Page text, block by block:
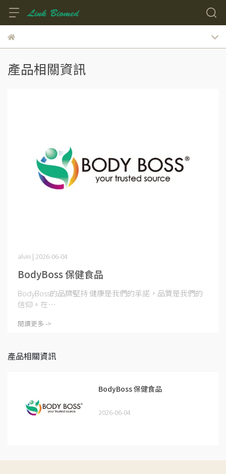
產品相關資訊
BodyBoss 保健食品
alvin | 2026-06-04
BodyBoss的品牌堅持 健康是我們的承諾，品質是我們的
信仰。在⋯
閱讀更多 ->
產品相關資訊
BodyBoss 保健食品
2026-06-04